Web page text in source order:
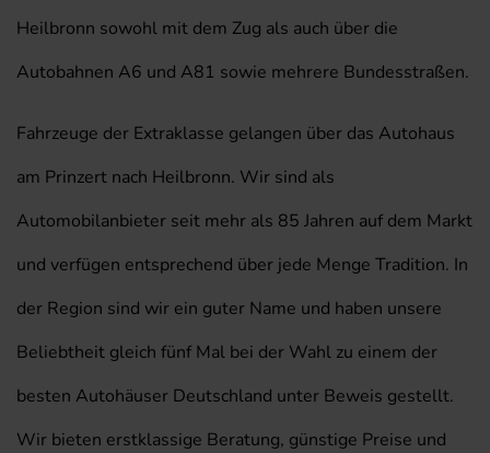
Heilbronn sowohl mit dem Zug als auch über die
Autobahnen A6 und A81 sowie mehrere Bundesstraßen.
Fahrzeuge der Extraklasse gelangen über das Autohaus
am Prinzert nach Heilbronn. Wir sind als
Automobilanbieter seit mehr als 85 Jahren auf dem Markt
und verfügen entsprechend über jede Menge Tradition. In
der Region sind wir ein guter Name und haben unsere
Beliebtheit gleich fünf Mal bei der Wahl zu einem der
besten Autohäuser Deutschland unter Beweis gestellt.
Wir bieten erstklassige Beratung, günstige Preise und